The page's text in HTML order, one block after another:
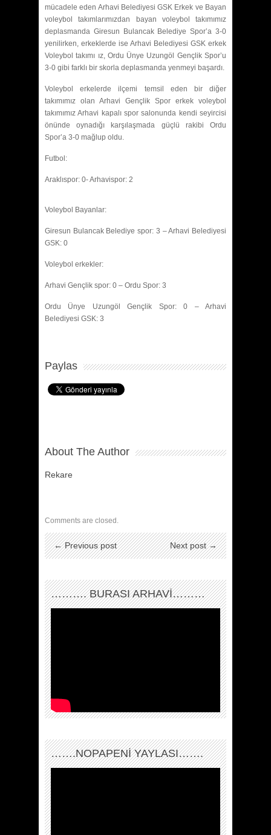
mücadele eden Arhavi Belediyesi GSK Erkek ve Bayan
voleybol takımlarımızdan bayan voleybol takımımız
deplasmanda Giresun Bulancak Belediye Spor’a 3-0
yenilirken, erkeklerde ise Arhavi Belediyesi GSK erkek
Voleybol takımı ız, Ordu Ünye Uzungöl Gençlik Spor’u
3-0 gibi farklı bir skorla deplasmanda yenmeyi başardı.
Voleybol erkelerde ilçemi temsil eden bir diğer
takımımız olan Arhavi Gençlik Spor erkek voleybol
takımımız Arhavi kapalı spor salonunda kendi seyircisi
önünde oynadığı karşılaşmada güçlü rakibi Ordu
Spor’a 3-0 mağlup oldu.
Futbol:
Araklıspor: 0- Arhavispor: 2
Voleybol Bayanlar:
Giresun Bulancak Belediye spor: 3 – Arhavi Belediyesi
GSK: 0
Voleybol erkekler:
Arhavi Gençlik spor: 0 – Ordu Spor: 3
Ordu Ünye Uzungöl Gençlik Spor: 0 – Arhavi
Belediyesi GSK: 3
Paylas
About The Author
Rekare
Comments are closed.
← Previous post Next post →
………. BURASI ARHAVİ………
…….NOPAPENİ YAYLASI…….